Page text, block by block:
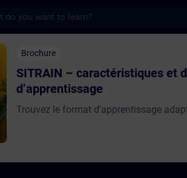
et
Brochure
SITRAIN – caractéristiques et
d’apprentissage
Trouvez le format d'apprentissage